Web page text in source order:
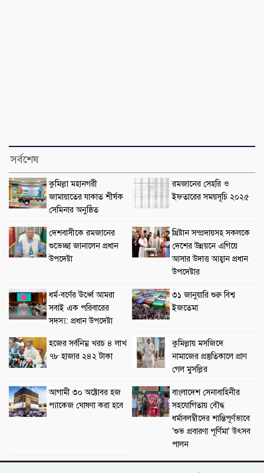
সর্বশেষ
কুমিল্লা মহানগরী
জামায়াতের যাকাত শীর্ষক
সেমিনার অনুষ্ঠিত
রমজানের সেহরি ও
ইফতারের সময়সূচি ২০২৫
দেশবাসীকে রমজানের
শুভেচ্ছা জানালেন প্রধান
উপদেষ্টা
খ্রিষ্টান সম্প্রদায়সহ সকলকে
দেশের উন্নয়নে এগিয়ে
আসার উদাত্ত আহ্বান প্রধান
উপদেষ্টার
ধর্ম-বর্ণের ঊর্ধ্বে আমরা
সবাই এক পরিবারের
সদস্য: প্রধান উপদেষ্টা
৩১ জানুয়ারি শুরু বিশ্ব
ইজতেমা
হজের সর্বনিম্ন খরচ ৪ লাখ
৭৮ হাজার ২৪২ টাকা
কুমিল্লায় মসজিদে
নামাজের প্রস্তুতিকালে প্রাণ
গেল মুসল্লির
আগামী ৩০ অক্টোবর হজ
প্যাকেজ ঘোষণা করা হবে
বাংলাদেশ সেনাবাহিনীর
সহযোগিতায় বৌদ্ধ
ধর্মাবলম্বীদের শান্তিপূর্ণভাবে
'শুভ প্রবারণা পূর্ণিমা' উৎসব
পালন